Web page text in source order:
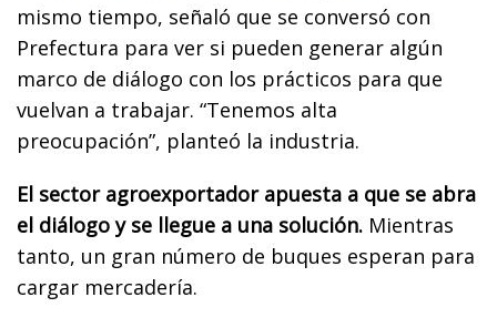
mismo tiempo, señaló que se conversó con
Prefectura para ver si pueden generar algún
marco de diálogo con los prácticos para que
vuelvan a trabajar. “Tenemos alta
preocupación”, planteó la industria.
El sector agroexportador apuesta a que se abra
el diálogo y se llegue a una solución. Mientras
tanto, un gran número de buques esperan para
cargar mercadería.